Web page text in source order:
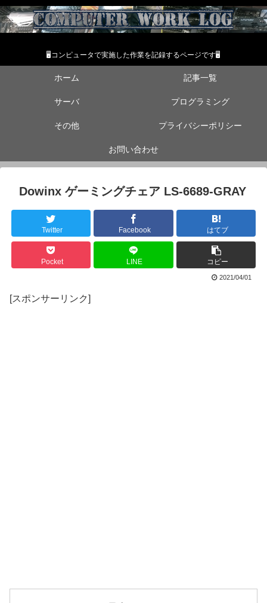
🖥コンピュータで実施した作業を記録するページです🖥
ホーム 記事一覧
サーバ プログラミング
その他 プライバシーポリシー
お問い合わせ
Dowinx ゲーミングチェア LS-6689-GRAY
Twitter Facebook はてブ
Pocket LINE コピー
2021/04/01
[スポンサーリンク]